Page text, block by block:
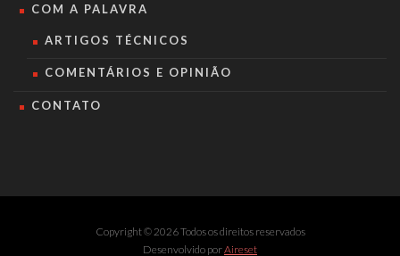
COM A PALAVRA
ARTIGOS TÉCNICOS
COMENTÁRIOS E OPINIÃO
CONTATO
Copyright © 2026 Todos os direitos reservados
Desenvolvido porAireset